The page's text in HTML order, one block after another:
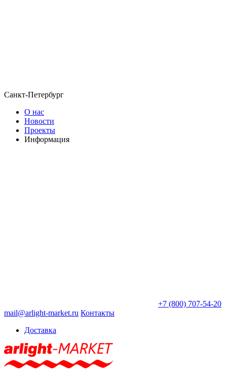
Санкт-Петербург
О нас
Новости
Проекты
Информация
+7 (800) 707-54-20
mail@arlight-market.ru Контакты
Доставка